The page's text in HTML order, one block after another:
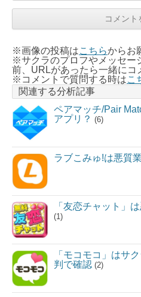
※画像の投稿はこちらからお
※サクラのプロフやメッセー
前、URLがあったら一緒にコ
※コメントで質問する時はこ
関連する分析記事
ペアマッチ/Pair
アプリ？ (6)
ラブこみゅ!は悪質
「友恋チャット」
(1)
「モコモコ」はサ
判で確認 (2)